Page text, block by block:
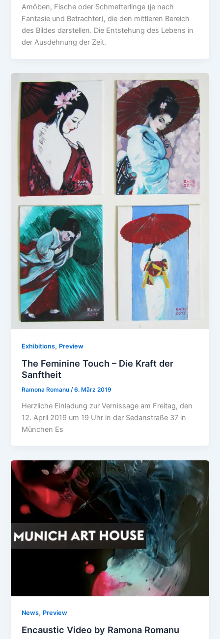
Amöben, Fische oder Schmetterlinge (je nach
Fantasie und Betrachter), die den mittleren Bereich
des Bildes darstellen. Die Entstehung des Lebens in
der Ausdehnung der Zeit.
Exhibitions, Preview
The Feminine Touch – Die Kraft der
Sanftheit
Ramona Romanu /6. März 2019
Herzliche Einladung zur Vernissage am Freitag, den
12. April 2019 um 19 Uhr in der Sedanstraße 37 in
München Es
News, Preview
Encaustic Video by Ramona Romanu